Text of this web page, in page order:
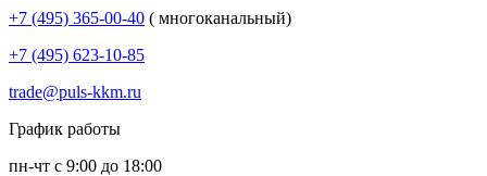
+7 (495) 365-00-40 ( многоканальный)
+7 (495) 623-10-85
trade@puls-kkm.ru
График работы
пн-чт с 9:00 до 18:00